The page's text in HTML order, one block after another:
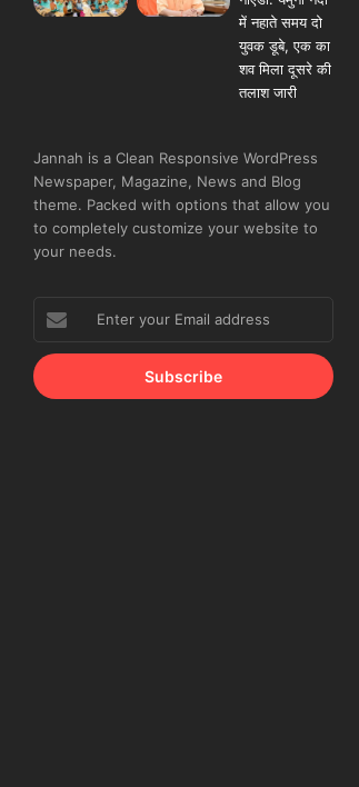
Jannah is a Clean Responsive WordPress
Newspaper, Magazine, News and Blog
theme. Packed with options that allow you
to completely customize your website to
your needs.
your
Email
address